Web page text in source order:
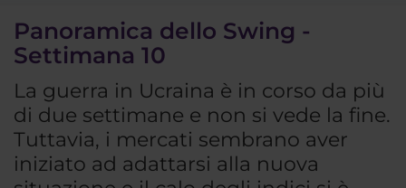
Panoramica dello Swing -
Settimana 10
La guerra in Ucraina è in corso da più
di due settimane e non si vede la fine.
Tuttavia, i mercati sembrano aver
iniziato ad adattarsi alla nuova